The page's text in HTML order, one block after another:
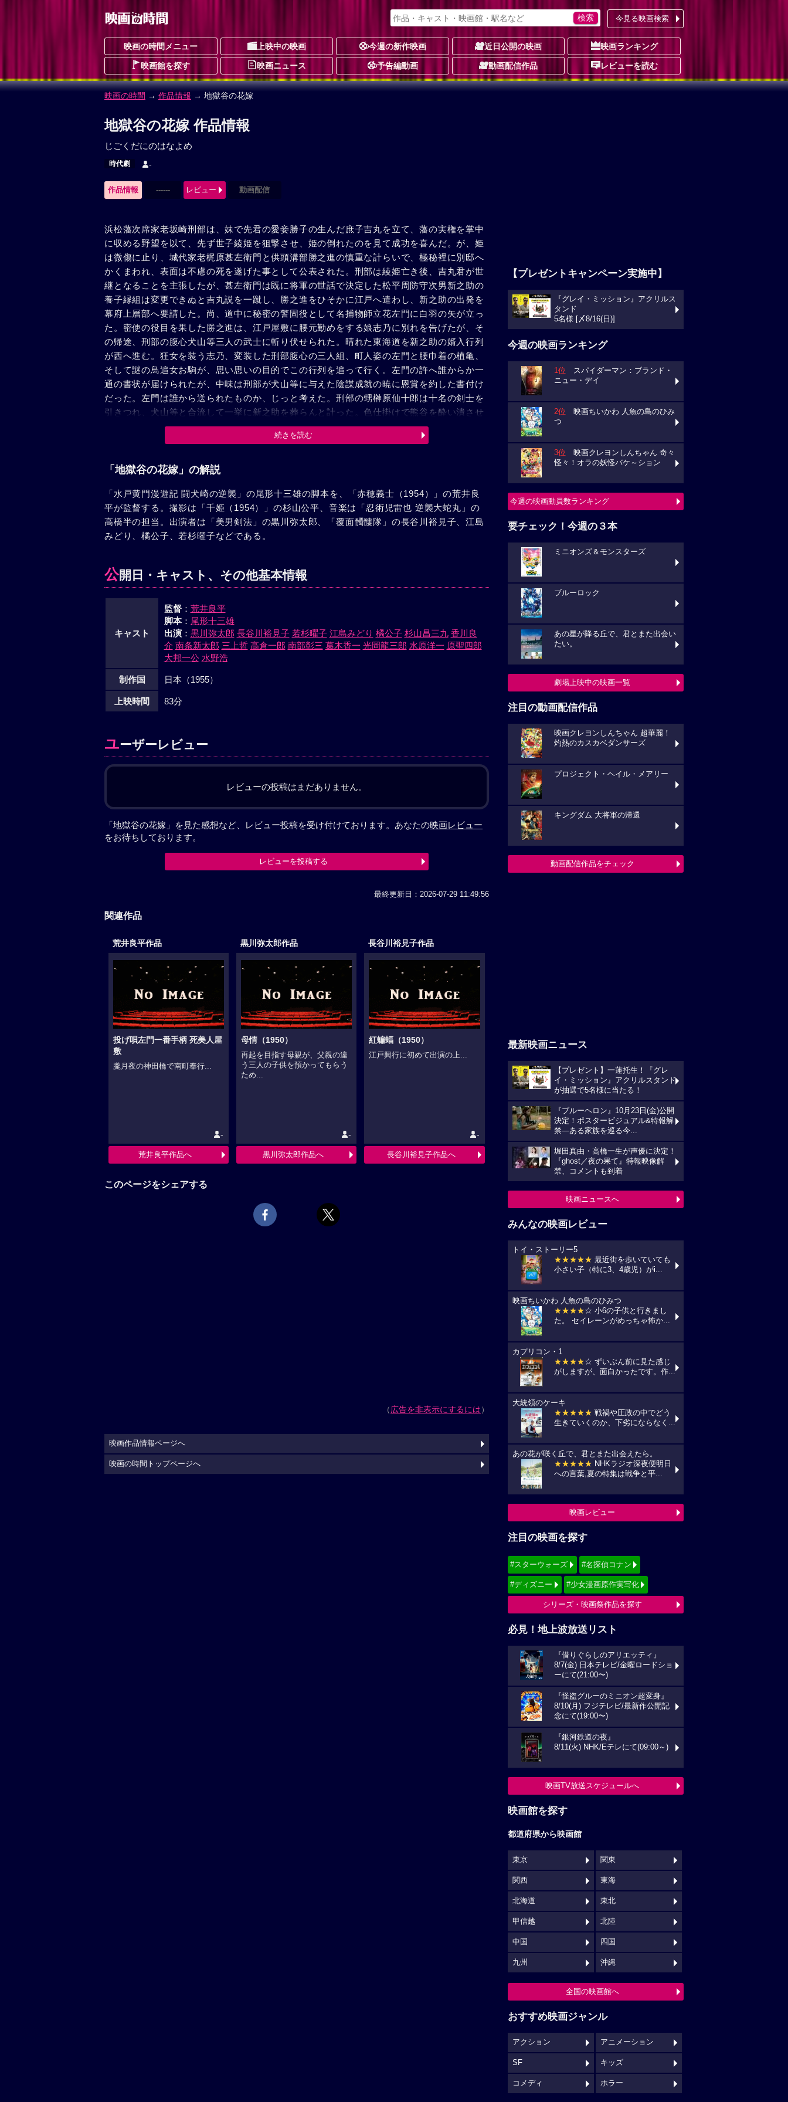
今見る映画検索
映画の時間メニュー 上映中の映画 今週の新作映画 近日公開の映画 映画ランキング
映画館を探す 映画ニュース 予告編動画 動画配信作品 レビューを読む
映画の時間 → 作品情報 → 地獄谷の花嫁
地獄谷の花嫁 作品情報
じごくだにのはなよめ
時代劇 -
作品情報 ------ レビュー 動画配信
浜松藩次席家老坂崎刑部は、妹で先君の愛妾勝子の生んだ庶子吉丸を立て、藩の実権を掌中
に収める野望を以て、先ず世子綾姫を狙撃させ、姫の倒れたのを見て成功を喜んだ。が、姫
は微傷に止り、城代家老梶原甚左衛門と供頭溝部勝之進の慎重な計らいで、極秘裡に別邸へ
かくまわれ、表面は不慮の死を遂げた事として公表された。刑部は綾姫亡き後、吉丸君が世
継となることを主張したが、甚左衛門は既に将軍の世話で決定した松平周防守次男新之助の
養子縁組は変更できぬと吉丸説を一蹴し、勝之進をひそかに江戸へ遣わし、新之助の出発を
幕府上層部へ要請した。尚、道中に秘密の警固役として名捕物師立花左門に白羽の矢が立っ
た。密使の役目を果した勝之進は、江戸屋敷に腰元勤めをする娘志乃に別れを告げたが、そ
の帰途、刑部の腹心犬山等三人の武士に斬り伏せられた。晴れた東海道を新之助の婿入行列
が西へ進む。狂女を装う志乃、変装した刑部腹心の三人組、町人姿の左門と腰巾着の植亀、
そして謎の鳥追女お駒が、思い思いの目的でこの行列を追って行く。左門の許へ誰からか一
通の書状が届けられたが、中味は刑部が犬山等に与えた陰謀成就の暁に恩賞を約した書付け
だった。左門は誰から送られたものか、じっと考えた。刑部の甥榊原仙十郎は十名の剣士を
引きつれ、犬山等と合流して一挙に新之助を葬らんと計った。色仕掛けで熊谷を酔い潰させ
たお駒は、早くも彼等の恐ろしい企てを知った。左門の部屋へ艶かしい女文字で新之助の危
急を知らせる手紙が投げこまれて間もなく、新之助の寝所へ凄愴な鬼女が忍びこんで行っ
で悪人等の計画は失敗し、正義の上に勝利が輝いた。
続きを読む
「地獄谷の花嫁」の解説
「水戸黄門漫遊記 闘犬崎の逆襲」の尾形十三雄の脚本を、「赤穂義士（1954）」の荒井良
平が監督する。撮影は「千姫（1954）」の杉山公平、音楽は「忍術児雷也 逆襲大蛇丸」の
高橋半の担当。出演者は「美男剣法」の黒川弥太郎、「覆面髑髏隊」の長谷川裕見子、江島
みどり、橘公子、若杉曜子などである。
公開日・キャスト、その他基本情報
キャスト
監督： 荒井良平
脚本： 尾形十三雄
出演： 黒川弥太郎 長谷川裕見子 若杉曜子 江島みどり 橘公子 杉山昌三九 香川良
介 南条新太郎 三上哲 高倉一郎 南部彰三 葛木香一 光岡龍三郎 水原洋一 原聖四郎
大邦一公 水野浩
制作国 日本（1955）
上映時間 83分
ユーザーレビュー
レビューの投稿はまだありません。
「地獄谷の花嫁」を見た感想など、レビュー投稿を受け付けております。あなたの映画レビュー
をお待ちしております。
レビューを投稿する
最終更新日：2026-07-29 11:49:56
関連作品
荒井良平作品
投げ唄左門一番手柄 死美人屋
敷
朧月夜の神田橋で南町奉行...
-
荒井良平作品へ
黒川弥太郎作品
母情（1950）
再起を目指す母親が、父親の違
う三人の子供を預かってもらう
ため...
-
黒川弥太郎作品へ
長谷川裕見子作品
紅蝙蝠（1950）
江戸興行に初めて出演の上...
-
長谷川裕見子作品へ
このページをシェアする
（広告を非表示にするには）
【プレゼントキャンペーン実施中】
『グレイ・ミッション』アクリルス
タンド
5名様 [〆8/16(日)]
今週の映画ランキング
1位 スパイダーマン：ブランド・
ニュー・デイ
2位 映画ちいかわ 人魚の島のひみ
つ
3位 映画クレヨンしんちゃん 奇々
怪々！オラの妖怪バケ～ション
今週の映画動員数ランキング
要チェック！今週の３本
ミニオンズ＆モンスターズ
ブルーロック
あの星が降る丘で、君とまた出会い
たい。
劇場上映中の映画一覧
注目の動画配信作品
映画クレヨンしんちゃん 超華麗！
灼熱のカスカベダンサーズ
プロジェクト・ヘイル・メアリー
キングダム 大将軍の帰還
動画配信作品をチェック
最新映画ニュース
【プレゼント】一蓮托生！『グレ
イ・ミッション』アクリルスタンド
が抽選で5名様に当たる！
『ブルーヘロン』10月23日(金)公開
決定！ポスタービジュアル&特報解
禁―ある家族を巡る今...
堀田真由・高橋一生が声優に決定！
『ghost／夜の果て』特報映像解
禁、コメントも到着
映画ニュースへ
みんなの映画レビュー
トイ・ストーリー5
★★★★★ 最近街を歩いていても
小さい子（特に3、4歳児）がi...
映画ちいかわ 人魚の島のひみつ
★★★★☆ 小6の子供と行きまし
た。 セイレーンがめっちゃ怖か...
カプリコン・1
★★★★☆ ずいぶん前に見た感じ
がしますが、面白かったです。作...
大統領のケーキ
★★★★★ 戦禍や圧政の中でどう
生きていくのか、下劣にならなく...
あの花が咲く丘で、君とまた出会えたら。
★★★★★ NHKラジオ深夜便明日
への言葉,夏の特集は戦争と平...
映画レビュー
注目の映画を探す
#スターウォーズ #名探偵コナン
#ディズニー #少女漫画原作実写化
シリーズ・映画祭作品を探す
必見！地上波放送リスト
『借りぐらしのアリエッティ』
8/7(金) 日本テレビ/金曜ロードショ
ーにて(21:00〜)
『怪盗グルーのミニオン超変身』
8/10(月) フジテレビ/最新作公開記
念にて(19:00〜)
『銀河鉄道の夜』
8/11(火) NHK/Eテレにて(09:00～)
映画TV放送スケジュールへ
映画館を探す
都道府県から映画館
東京 関東
関西 東海
北海道 東北
甲信越 北陸
中国 四国
九州 沖縄
全国の映画館へ
おすすめ映画ジャンル
アクション アニメーション
SF キッズ
コメディ ホラー
映画作品情報ページへ
映画の時間トップページへ